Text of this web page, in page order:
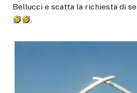
Bellucci e scatta la richiesta di
.